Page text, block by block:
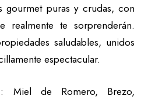
gourmet puras y crudas, con
realmente te sorprenderán.
saludables, unidos
espectacular.
Miel de Romero, Brezo,